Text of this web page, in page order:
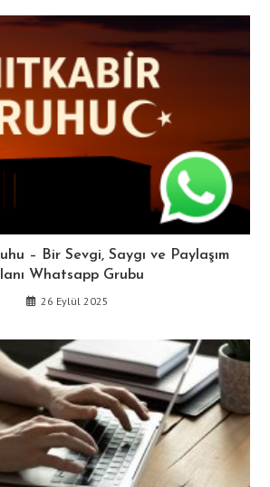
– Bir Sevgi, Saygı ve Paylaşım
Whatsapp Grubu
26 Eylül 2025